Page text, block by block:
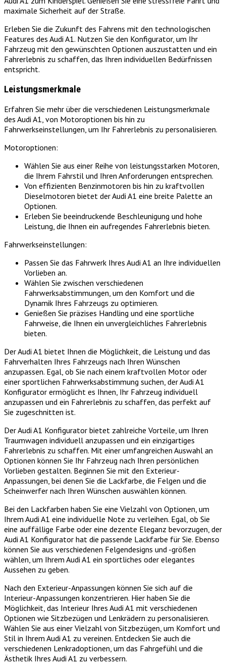
maximale Sicherheit auf der Straße.
Erleben Sie die Zukunft des Fahrens mit den technologischen
Features des Audi A1. Nutzen Sie den Konfigurator, um Ihr
Fahrzeug mit den gewünschten Optionen auszustatten und ein
Fahrerlebnis zu schaffen, das Ihren individuellen Bedürfnissen
entspricht.
Leistungsmerkmale
Erfahren Sie mehr über die verschiedenen Leistungsmerkmale
des Audi A1, von Motoroptionen bis hin zu
Fahrwerkseinstellungen, um Ihr Fahrerlebnis zu personalisieren.
Motoroptionen:
Wählen Sie aus einer Reihe von leistungsstarken Motoren,
die Ihrem Fahrstil und Ihren Anforderungen entsprechen.
Von effizienten Benzinmotoren bis hin zu kraftvollen
Dieselmotoren bietet der Audi A1 eine breite Palette an
Optionen.
Erleben Sie beeindruckende Beschleunigung und hohe
Leistung, die Ihnen ein aufregendes Fahrerlebnis bieten.
Fahrwerkseinstellungen:
Passen Sie das Fahrwerk Ihres Audi A1 an Ihre individuellen
Vorlieben an.
Wählen Sie zwischen verschiedenen
Fahrwerksabstimmungen, um den Komfort und die
Dynamik Ihres Fahrzeugs zu optimieren.
Genießen Sie präzises Handling und eine sportliche
Fahrweise, die Ihnen ein unvergleichliches Fahrerlebnis
bieten.
Der Audi A1 bietet Ihnen die Möglichkeit, die Leistung und das
Fahrverhalten Ihres Fahrzeugs nach Ihren Wünschen
anzupassen. Egal, ob Sie nach einem kraftvollen Motor oder
einer sportlichen Fahrwerksabstimmung suchen, der Audi A1
Konfigurator ermöglicht es Ihnen, Ihr Fahrzeug individuell
anzupassen und ein Fahrerlebnis zu schaffen, das perfekt auf
Sie zugeschnitten ist.
Der Audi A1 Konfigurator bietet zahlreiche Vorteile, um Ihren
Traumwagen individuell anzupassen und ein einzigartiges
Fahrerlebnis zu schaffen. Mit einer umfangreichen Auswahl an
Optionen können Sie Ihr Fahrzeug nach Ihren persönlichen
Vorlieben gestalten. Beginnen Sie mit den Exterieur-
Anpassungen, bei denen Sie die Lackfarbe, die Felgen und die
Scheinwerfer nach Ihren Wünschen auswählen können.
Bei den Lackfarben haben Sie eine Vielzahl von Optionen, um
Ihrem Audi A1 eine individuelle Note zu verleihen. Egal, ob Sie
eine auffällige Farbe oder eine dezente Eleganz bevorzugen, der
Audi A1 Konfigurator hat die passende Lackfarbe für Sie. Ebenso
können Sie aus verschiedenen Felgendesigns und -größen
wählen, um Ihrem Audi A1 ein sportliches oder elegantes
Aussehen zu geben.
Nach den Exterieur-Anpassungen können Sie sich auf die
Interieur-Anpassungen konzentrieren. Hier haben Sie die
Möglichkeit, das Interieur Ihres Audi A1 mit verschiedenen
Optionen wie Sitzbezügen und Lenkrädern zu personalisieren.
Wählen Sie aus einer Vielzahl von Sitzbezügen, um Komfort und
Stil in Ihrem Audi A1 zu vereinen. Entdecken Sie auch die
verschiedenen Lenkradoptionen, um das Fahrgefühl und die
Ästhetik Ihres Audi A1 zu verbessern.